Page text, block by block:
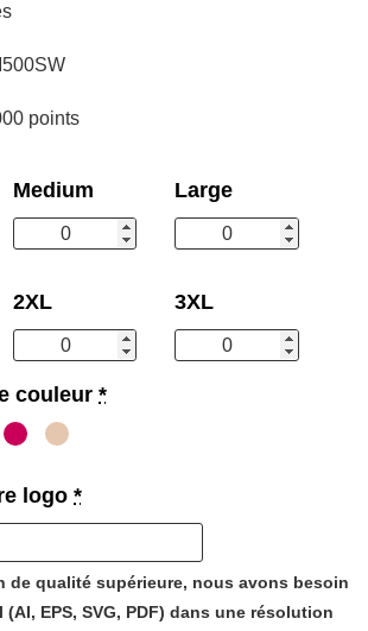
points
Medium Large
2XL 3XL
couleur *
logo *
de qualité supérieure, nous avons besoin
EPS, SVG, PDF) dans une résolution